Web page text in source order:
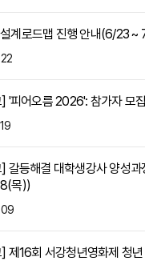
계로드맵 진행 안내(6/23 ~
'피어오름 2026': 참가자 모
갈등해결 대학생강사 양성과
목))
제16회 서강청년영화제 청